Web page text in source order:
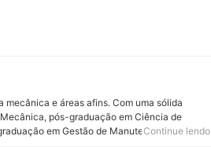
e áreas afins. Com uma sólida
pós-graduação em Ciência de
em Gestão de Manutenção Industrial,
Continue lendo